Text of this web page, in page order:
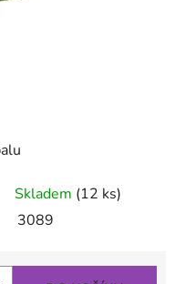
Skladem (12 ks)
3089